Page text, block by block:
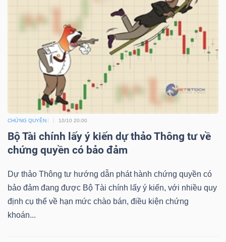
CHỨNG QUYỀN 10/10 20:00
Bộ Tài chính lấy ý kiến dự thảo Thông tư về
chứng quyền có bảo đảm
Dự thảo Thông tư hướng dẫn phát hành chứng quyền có
bảo đảm đang được Bộ Tài chính lấy ý kiến, với nhiều quy
định cụ thể về hạn mức chào bán, điều kiện chứng
khoán...
NGUYÊN
CÔNG
TIÊU
DÙNG
KHÔNG